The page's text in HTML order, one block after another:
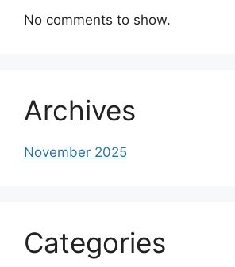
No comments to show.
Archives
November 2025
Categories